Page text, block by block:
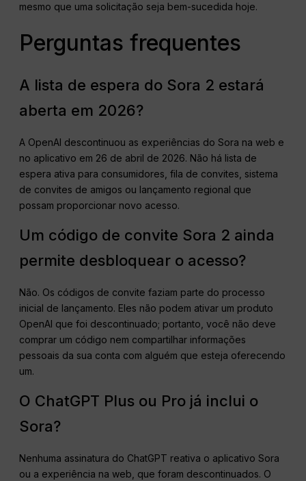
mesmo que uma solicitação seja bem-sucedida hoje.
Perguntas frequentes
A lista de espera do Sora 2 estará
aberta em 2026?
A OpenAI descontinuou as experiências do Sora na web e
no aplicativo em 26 de abril de 2026. Não há lista de
espera ativa para consumidores, fila de convites, sistema
de convites de amigos ou lançamento regional que
possam proporcionar novo acesso.
Um código de convite Sora 2 ainda
permite desbloquear o acesso?
Não. Os códigos de convite faziam parte do processo
inicial de lançamento. Eles não podem ativar um produto
OpenAI que foi descontinuado; portanto, você não deve
comprar um código nem compartilhar informações
pessoais da sua conta com alguém que esteja oferecendo
um.
O ChatGPT Plus ou Pro já inclui o
Sora?
Nenhuma assinatura do ChatGPT reativa o aplicativo Sora
ou a experiência na web, que foram descontinuados. O